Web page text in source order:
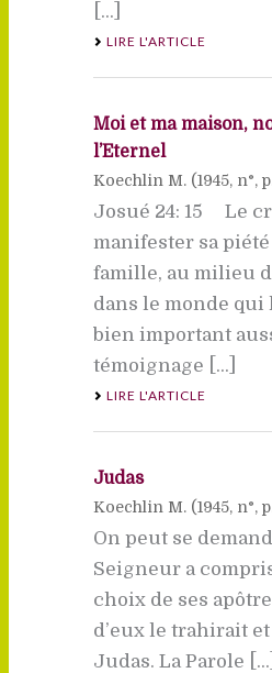
[...]
LIRE L'ARTICLE
Moi et ma maison,
l’Eternel
Koechlin M. (1945, n°,
Josué 24: 15 Le
manifester sa
famille, au milieu
dans le monde qui
bien important
témoignage [...]
LIRE L'ARTICLE
Judas
Koechlin M. (1945, n°,
On peut se
Seigneur a
choix de ses
d’eux le trahirait
Judas. La Parole [...]